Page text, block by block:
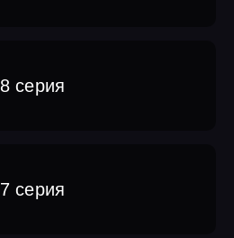
8 серия
7 серия